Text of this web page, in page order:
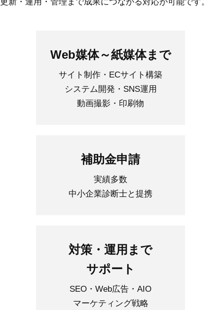
Web媒体～紙媒体まで
サイト制作・ECサイト構築
システム開発・SNS運用
動画撮影・印刷物
補助金申請
実績多数
中小企業診断士と提携
対策・運用まで
サポート
SEO・Web広告・AIO
マーケティング戦略